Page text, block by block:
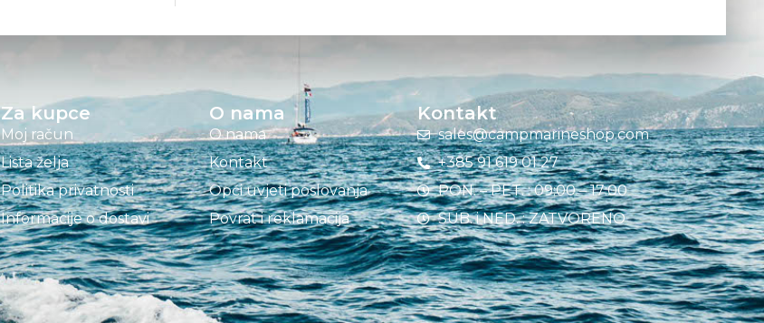
Za kupce
Moj račun
Lista želja
Politika privatnosti
Informacije o dostavi
O nama
O nama
Kontakt
Opći uvjeti poslovanja
Povrat i reklamacija
Kontakt
sales@campmarineshop.com
+385 91 619 01 27
PON. – PET. : 09:00 – 17:00
SUB. i NED. : ZATVORENO